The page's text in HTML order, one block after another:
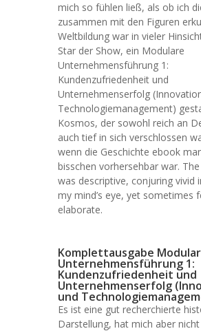
mich so fühlen ließ, als ob ich
zusammen mit den Figuren
Weltbildung war in vieler
Star der Show, ein Modulare
Unternehmensführung 1:
Kundenzufriedenheit und
Unternehmenserfolg
Technologiemanagement)
Kosmos, der sowohl reich an
auch tief in sich verschlossen
wenn die Geschichte ebook
bisschen vorhersehbar war.
was descriptive, conjuring vivid
my mind’s eye, yet sometimes
elaborate.
Komplettausgabe
Unternehmensführung 1:
Kundenzufriedenheit und
Unternehmenserfolg
und
Es ist eine gut recherchierte
Darstellung, hat mich aber